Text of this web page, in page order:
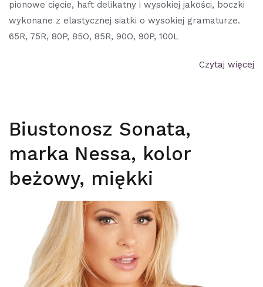
pionowe cięcie, haft delikatny i wysokiej jakości, boczki
wykonane z elastycznej siatki o wysokiej gramaturze.
65R, 75R, 80P, 85O, 85R, 90O, 90P, 100L
Czytaj więcej
Biustonosz Sonata,
marka Nessa, kolor
beżowy, miękki